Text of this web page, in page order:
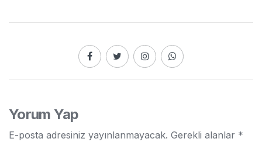
Yorum Yap
E-posta adresiniz yayınlanmayacak. Gerekli alanlar *